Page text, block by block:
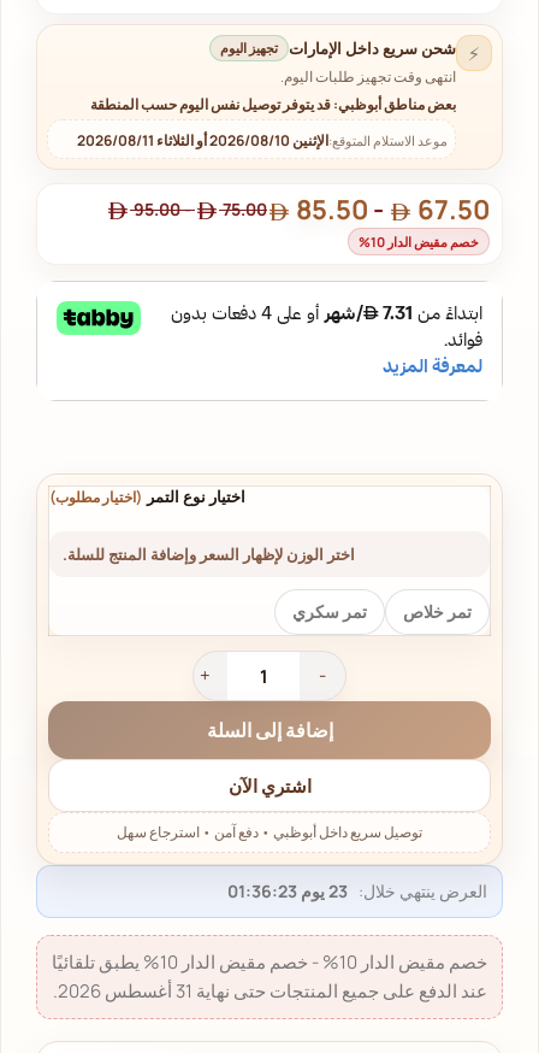
⚡ شحن سريع داخل الإمارات تجهيز اليوم
انتهى وقت تجهيز طلبات اليوم.
بعض مناطق أبوظبي: قد يتوفر توصيل نفس اليوم حسب المنطقة
موعد الاستلام المتوقع:الإثنين 2026/08/10 أو الثلاثاء 2026/08/11
75.00
-
95.00 67.50
-
85.50
خصم مقيض الدار 10%
اختيار نوع التمر
اختر الوزن لإظهار السعر وإضافة المنتج للسلة.
تمر خلاص تمر سكري
إضافة إلى السلة
اشتري الآن
العرض ينتهي خلال: 23 يوم 01:36:22
خصم مقيض الدار 10% - خصم مقيض الدار 10% يطبق تلقائيًا
عند الدفع على جميع المنتجات حتى نهاية 31 أغسطس 2026.